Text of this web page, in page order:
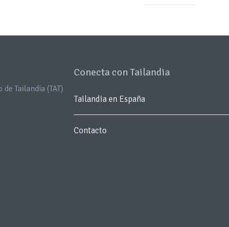
Tailandia (TAT)
Conecta con Tailandia
Tailandia en España
Contacto